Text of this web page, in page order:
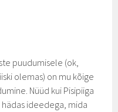
puudumisele (ok,
olemas) on mu kõige
Nüüd kui Pisipiiga
ideedega, mida